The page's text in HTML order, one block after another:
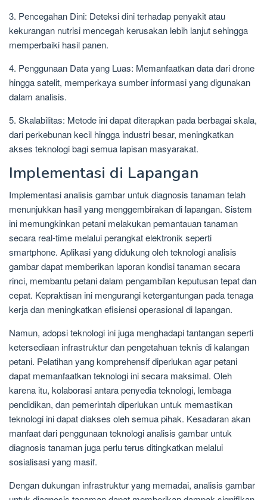
3. Pencegahan Dini: Deteksi dini terhadap penyakit atau
kekurangan nutrisi mencegah kerusakan lebih lanjut sehingga
memperbaiki hasil panen.
4. Penggunaan Data yang Luas: Memanfaatkan data dari drone
hingga satelit, memperkaya sumber informasi yang digunakan
dalam analisis.
5. Skalabilitas: Metode ini dapat diterapkan pada berbagai skala,
dari perkebunan kecil hingga industri besar, meningkatkan
akses teknologi bagi semua lapisan masyarakat.
Implementasi di Lapangan
Implementasi analisis gambar untuk diagnosis tanaman telah
menunjukkan hasil yang menggembirakan di lapangan. Sistem
ini memungkinkan petani melakukan pemantauan tanaman
secara real-time melalui perangkat elektronik seperti
smartphone. Aplikasi yang didukung oleh teknologi analisis
gambar dapat memberikan laporan kondisi tanaman secara
rinci, membantu petani dalam pengambilan keputusan tepat dan
cepat. Kepraktisan ini mengurangi ketergantungan pada tenaga
kerja dan meningkatkan efisiensi operasional di lapangan.
Namun, adopsi teknologi ini juga menghadapi tantangan seperti
ketersediaan infrastruktur dan pengetahuan teknis di kalangan
petani. Pelatihan yang komprehensif diperlukan agar petani
dapat memanfaatkan teknologi ini secara maksimal. Oleh
karena itu, kolaborasi antara penyedia teknologi, lembaga
pendidikan, dan pemerintah diperlukan untuk memastikan
teknologi ini dapat diakses oleh semua pihak. Kesadaran akan
manfaat dari penggunaan teknologi analisis gambar untuk
diagnosis tanaman juga perlu terus ditingkatkan melalui
sosialisasi yang masif.
Dengan dukungan infrastruktur yang memadai, analisis gambar